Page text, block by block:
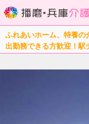
ふれあいホーム、特養の
出勤務できる方歓迎！